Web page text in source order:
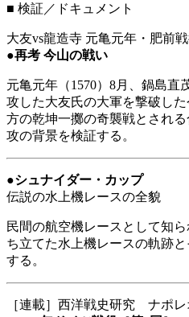
■ 検証／ドキュメント
大友vs龍造寺 元亀元年・肥前
●再考 今山の戦い
元亀元年（1570）8月、鍋島直
攻した大友氏の大軍を撃破し
方の乾坤一擲の奇襲戦とされ
攻の背景を検証する。
●シュナイダー・カップ
伝説の水上機レースの全貌
民間の航空機レースとして知
ち立てた水上機レースの軌跡
する。
［連載］西洋戦史研究 ナポ